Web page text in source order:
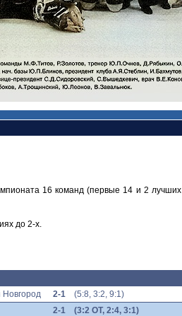
16 команд (первые 14 и 2 лучших
до 2-х.
2-1 (5:8, 3:2, 9:1)
2-1
(3:2 ОТ, 2:4, 3:1)